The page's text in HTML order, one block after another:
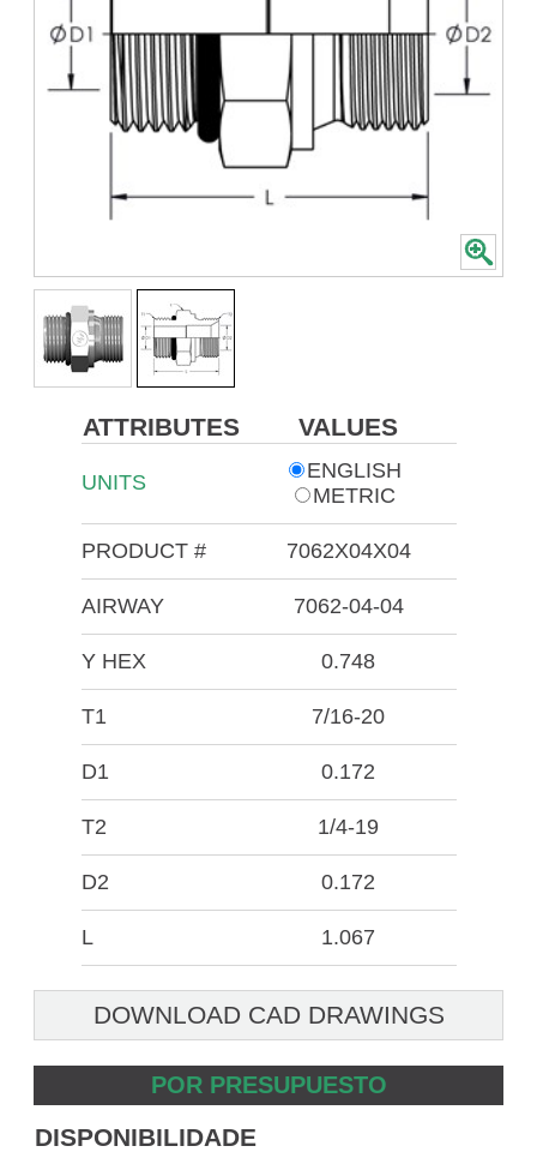
ATTRIBUTES VALUES
UNITS
ENGLISH
METRIC
PRODUCT # 7062X04X04
AIRWAY 7062-04-04
Y HEX 0.748
T1 7/16-20
D1 0.172
T2 1/4-19
D2 0.172
L 1.067
DOWNLOAD CAD DRAWINGS
POR PRESUPUESTO
DISPONIBILIDADE